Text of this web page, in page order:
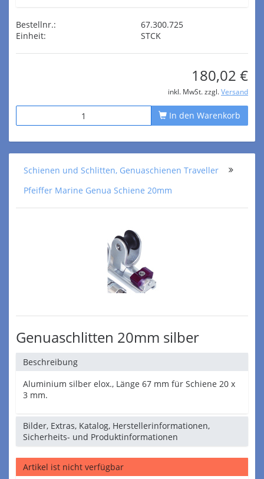
Bestellnr.:
67.300.725
Einheit:
STCK
180,02 €
inkl. MwSt. zzgl. Versand
In den Warenkorb
Schienen und Schlitten, Genuaschienen Traveller
Pfeiffer Marine Genua Schiene 20mm
Genuaschlitten 20mm silber
Beschreibung
Aluminium silber elox., Länge 67 mm für Schiene 20 x
3 mm.
Bilder, Extras, Katalog, Herstellerinformationen,
Sicherheits- und Produktinformationen
Artikel ist nicht verfügbar